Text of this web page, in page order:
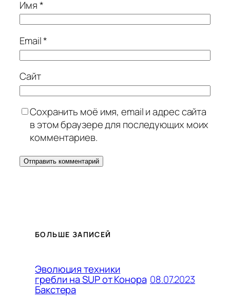
Имя*
Email*
Сайт
Сохранить моё имя, email и адрес сайта
в этом браузере для последующих моих
комментариев.
БОЛЬШЕ ЗАПИСЕЙ
Эволюция техники
гребли на SUP от Конора
Бакстера
08.07.2023